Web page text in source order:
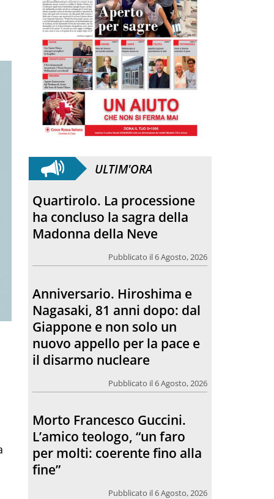
ULTIM'ORA
Anniversario. Hiroshima e
Nagasaki, 81 anni dopo: dal
Giappone e non solo un
nuovo appello per la pace e
il disarmo nucleare
Pubblicato il 6 Agosto, 2026
Morto Francesco Guccini.
L’amico teologo, “un faro
per molti: coerente fino alla
Chiesa. Un abbraccio verso il
futuro, la grande festa del
Papa e dei giovani ad Assisi
Pubblicato il 6 Agosto, 2026